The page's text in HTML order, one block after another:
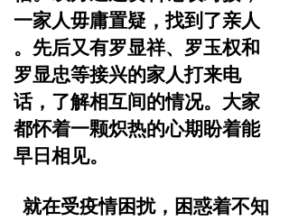
一家人毋庸置疑，找到 了亲人
。先后又有罗显祥、罗玉权和
罗显忠等接兴的家人打来电
话，了解相互间的情况。大家
都怀着一颗炽热的心期 盼着能
早日相见。
就在受疫情困扰，困惑着不知